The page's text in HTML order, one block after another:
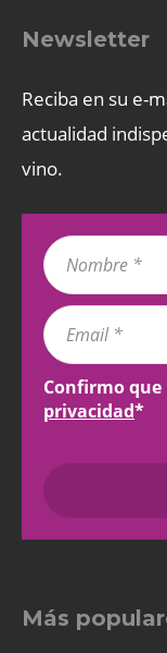
Newsletter
Reciba en su e-
actualidad
vino.
Confirmo que
privacidad*
Más